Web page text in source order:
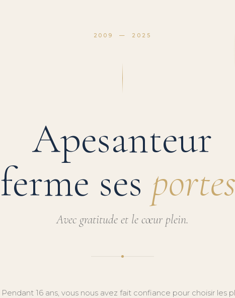
2009 — 2025
Apesanteur
ferme ses
Avec gratitude et le cœur plein.
Pendant 16 ans, vous nous avez fait confiance pour choisir les